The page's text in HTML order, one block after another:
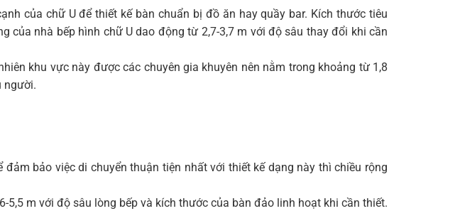
của chữ U để thiết kế bàn chuẩn bị đồ ăn hay quầy bar. Kích thước tiêu
của nhà bếp hình chữ U dao động từ 2,7-3,7 m với độ sâu thay đổi khi cần
khu vực này được các chuyên gia khuyên nên nằm trong khoảng từ 1,8
người.
bảo việc di chuyển thuận tiện nhất với thiết kế dạng này thì chiều rộng
m với độ sâu lòng bếp và kích thước của bàn đảo linh hoạt khi cần thiết.